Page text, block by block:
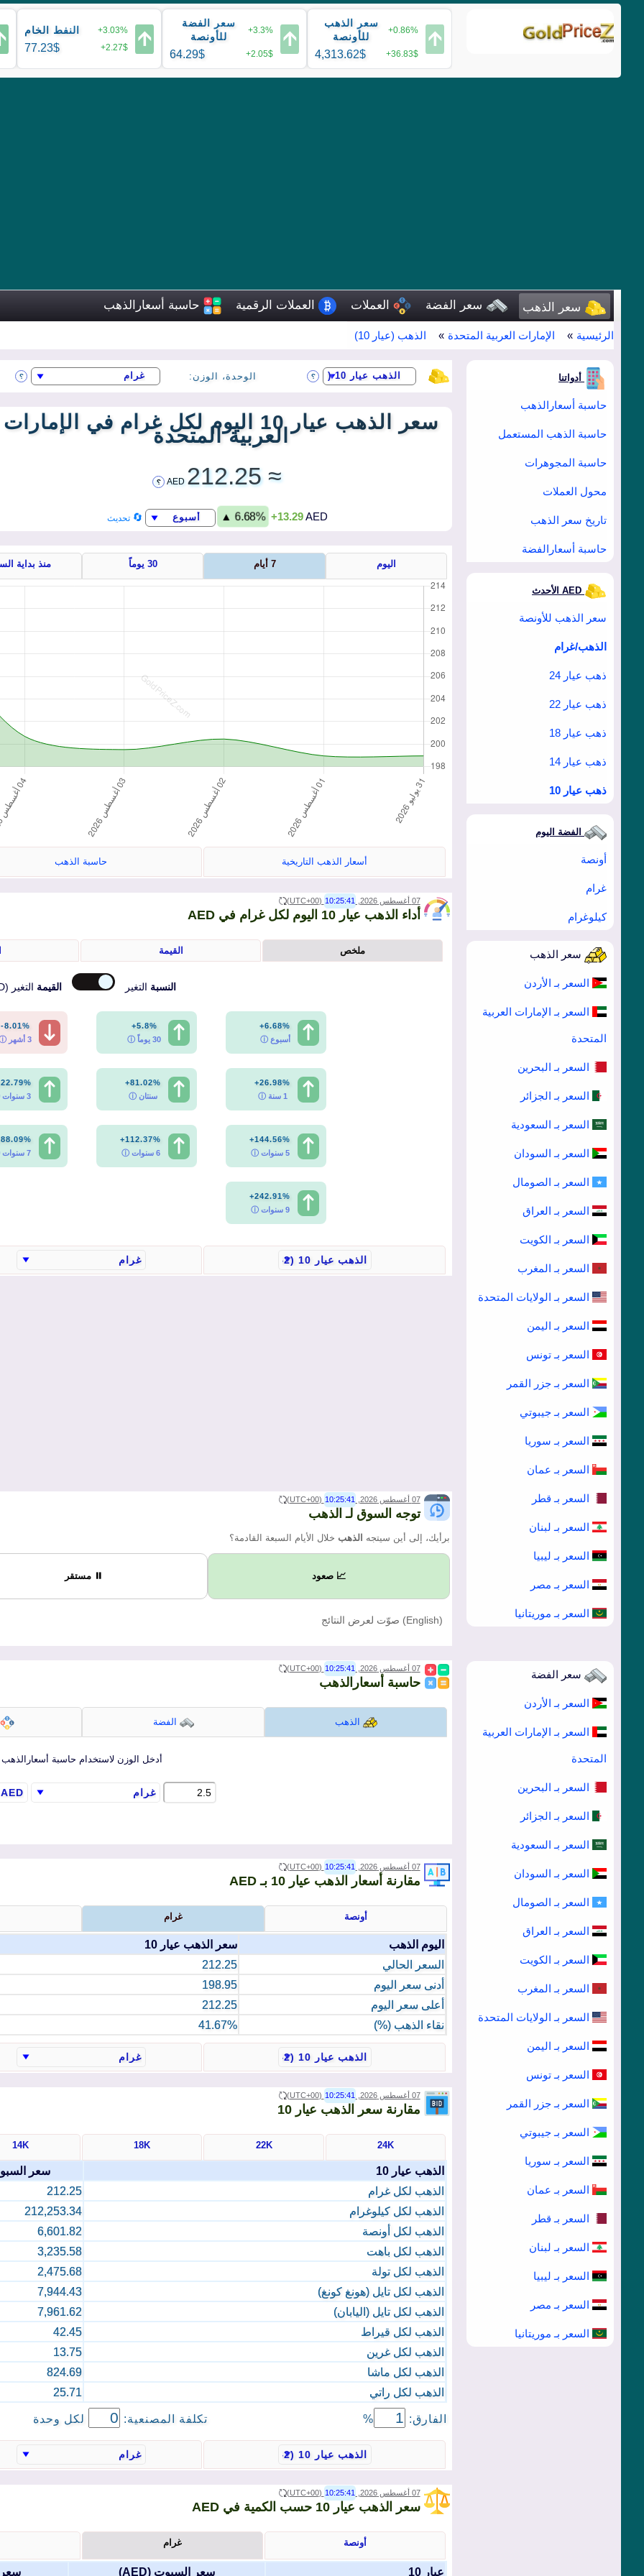
🡩
سعر الذهب
للأونصة
+0.86%
4,313.62$ +36.83$
🡩
سعر الفضة
للأونصة
+3.3%
64.29$ +2.05$
🡩 النفط الخام +3.03%
77.23$ +2.27$
سعر الذهب سعر الفضة العملات العملات الرقمية حاسبة أسعارالذهب
الرئيسية الإمارات العربية المتحدة الذهب (عيار 10)
أدواتنا
حاسبة أسعارالذهب
حاسبة الذهب المستعمل
حاسبة المجوهرات
محول العملات
تاريخ سعر الذهب
حاسبة أسعارالفضة
سعر الذهب للأونصة
الذهب/غرام
ذهب عيار 24
ذهب عيار 22
ذهب عيار 18
ذهب عيار 14
ذهب عيار 10
الفضة اليوم
أونصة
غرام
كيلوغرام
سعر الذهب
السعر بـ الأردن
السعر بـ الإمارات العربية
المتحدة
السعر بـ البحرين
السعر بـ الجزائر
السعر بـ السعودية
السعر بـ السودان
السعر بـ الصومال
السعر بـ العراق
السعر بـ الكويت
السعر بـ المغرب
السعر بـ الولايات المتحدة
السعر بـ اليمن
السعر بـ تونس
السعر بـ جزر القمر
السعر بـ جيبوتي
السعر بـ سوريا
السعر بـ عمان
السعر بـ قطر
السعر بـ لبنان
السعر بـ ليبيا
السعر بـ مصر
السعر بـ موريتانيا
سعر الفضة
السعر بـ الأردن
السعر بـ الإمارات العربية
المتحدة
السعر بـ البحرين
السعر بـ الجزائر
السعر بـ السعودية
السعر بـ السودان
السعر بـ الصومال
السعر بـ العراق
السعر بـ الكويت
السعر بـ المغرب
السعر بـ الولايات المتحدة
السعر بـ اليمن
السعر بـ تونس
السعر بـ جزر القمر
السعر بـ جيبوتي
السعر بـ سوريا
السعر بـ عمان
السعر بـ قطر
السعر بـ لبنان
السعر بـ ليبيا
السعر بـ مصر
السعر بـ موريتانيا
? الوحدة، الوزن: ?
سعر الذهب عيار 10 اليوم لكل غرام في الإمارات
العربية المتحدة
≈ 212.25
AED
?
▲ 6.68% +13.29AED تحديث
اليوم 7 أيام 30 يوماً منذ بداية
أسعار الذهب التاريخية حاسبة الذهب
07 أغسطس 2026, 10:25:41
(UTC+00)
أداء الذهب عيار 10 اليوم لكل غرام في AED
ملخص القيمة
النسبة التغير القيمة التغير (AED)
+6.68%
أسبوع ⓘ
+5.8%
30 يوماً ⓘ
-8.01%
3 أشهر ⓘ
+26.98%
1 سنة ⓘ
+81.02%
سنتان ⓘ
3 سنوات ⓘ
+144.56%
5 سنوات ⓘ
+112.37%
6 سنوات ⓘ
7 سنوات ⓘ
+242.91%
9 سنوات ⓘ
07 أغسطس 2026, 10:25:41
(UTC+00)
توجه السوق لـ الذهب
برأيك، إلى أين سيتجه الذهب خلال الأيام السبعة القادمة؟
📈 صعود ⏸ مستقر
(English) صوّت لعرض النتائج
07 أغسطس 2026, 10:25:41
(UTC+00)
حاسبة أسعارالذهب
الذهب الفضة
أدخل الوزن لاستخدام حاسبة أسعارالذهب
07 أغسطس 2026, 10:25:41
(UTC+00)
مقارنة أسعار الذهب عيار 10 بـ AED
أونصة غرام
اليوم الذهب سعر الذهب عيار 10
السعر الحالي
212.25
أدنى سعر اليوم
198.95
أعلى سعر اليوم
212.25
نقاء الذهب (%)
41.67%
07 أغسطس 2026, 10:25:41
(UTC+00)
مقارنة سعر الذهب عيار 10
24K
22K
18K
14K
الذهب عيار 10 سعر
الذهب لكل غرام
212.25
الذهب لكل كيلوغرام
212,253.34
الذهب لكل أونصة
6,601.82
الذهب لكل باهت
3,235.58
الذهب لكل تولة
2,475.68
الذهب لكل تايل (هونغ كونغ)
7,944.43
الذهب لكل تايل (اليابان)
7,961.62
الذهب لكل قيراط
42.45
الذهب لكل غرين
13.75
الذهب لكل ماشا
824.69
الذهب لكل راتي
25.71
الفارق: % تكلفة المصنعية: لكل وحدة
07 أغسطس 2026, 10:25:41
(UTC+00)
سعر الذهب عيار 10 حسب الكمية في AED
أونصة غرام
عيار 10 سعر السبوت (AED
) سعر